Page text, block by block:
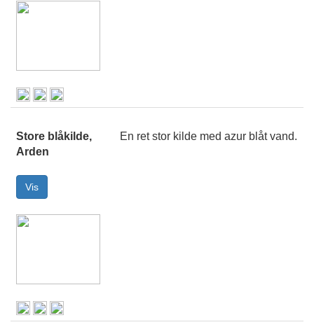
Store blåkilde,
Arden
En ret stor kilde med azur blåt vand.